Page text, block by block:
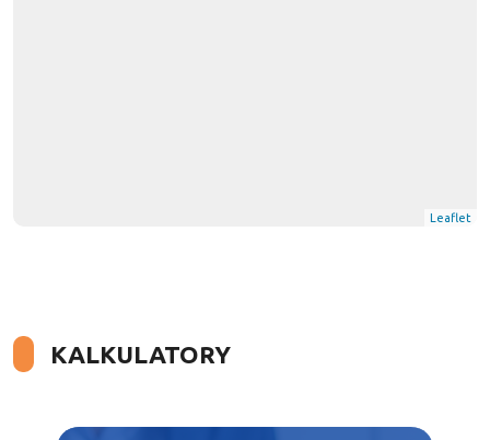
Leaflet
KALKULATORY